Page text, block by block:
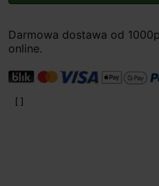
Darmowa dostawa od
online.